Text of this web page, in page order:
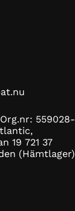
559028-
19 721 37
(Hämtlager)